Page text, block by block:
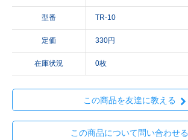
型番 TR-10
定価 330円
在庫状況 0枚
この商品を友達に教える
この商品について問い合わせる